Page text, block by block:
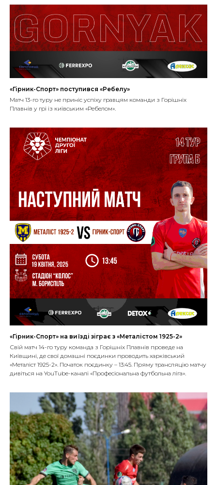
«Гірник-Спорт» поступився «Ребелу»
Матч 13-го туру не приніс успіху гравцям команди з Горішніх
Плавнів у грі із київським «Ребелом».
«Гірник-Спорт» на виїзді зіграє з «Металістом 1925-2»
Свій матч 14-го туру команда з Горішніх Плавнів проведе на
Київщині, де свої домашні поєдинки проводить харківський
«Металіст 1925-2». Початок поєдинку – 13:45. Пряму трансляцію матчу
дивіться на YouTube-каналі «Професіональна футбольна ліга».